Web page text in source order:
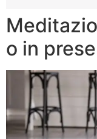
o in